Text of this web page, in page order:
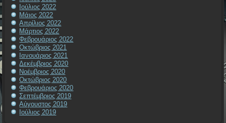
Ιούλιος 2022
Μάιος 2022
Απρίλιος 2022
Μάρτιος 2022
Φεβρουάριος 2022
Οκτώβριος 2021
Ιανουάριος 2021
Δεκέμβριος 2020
Νοέμβριος 2020
Οκτώβριος 2020
Φεβρουάριος 2020
Σεπτέμβριος 2019
Αύγουστος 2019
Ιούλιος 2019